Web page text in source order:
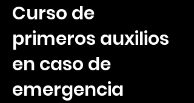
Curso de
primeros auxilios
en caso de
emergencia